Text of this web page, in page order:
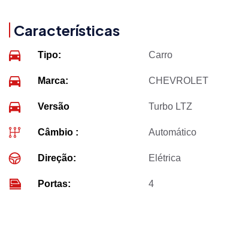
Características
Tipo: Carro
Marca: CHEVROLET
Versão Turbo LTZ
Câmbio : Automático
Direção: Elétrica
Portas: 4